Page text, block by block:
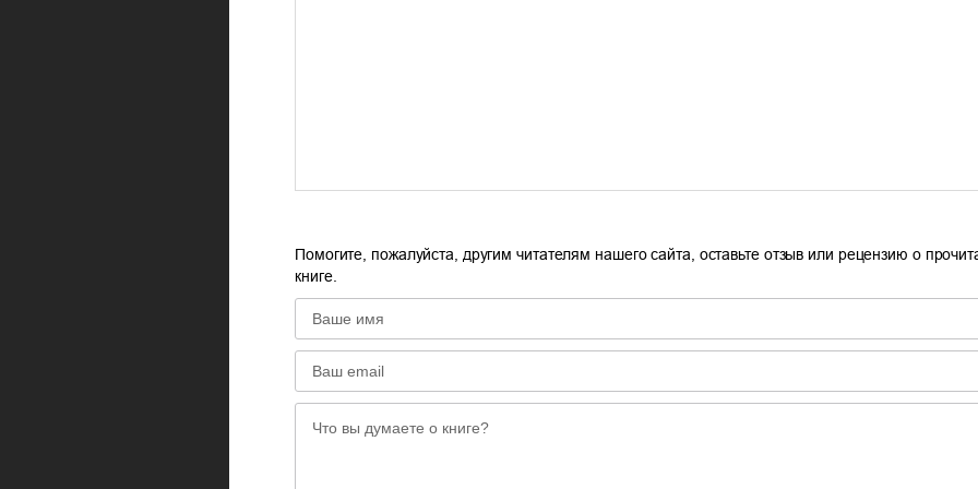
Помогите, пожалуйста, другим читателям нашего сайта, оставьте отзыв или рецензию о
книге.